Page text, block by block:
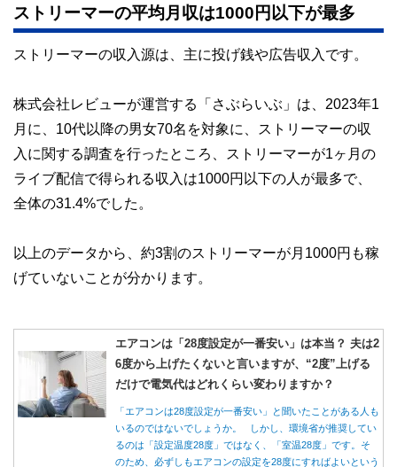
ストリーマーの平均月収は1000円以下が最多
ストリーマーの収入源は、主に投げ銭や広告収入です。
株式会社レビューが運営する「さぶらいぶ」は、2023年1
月に、10代以降の男女70名を対象に、ストリーマーの収
入に関する調査を行ったところ、ストリーマーが1ヶ月の
ライブ配信で得られる収入は1000円以下の人が最多で、
全体の31.4%でした。
以上のデータから、約3割のストリーマーが月1000円も稼
げていないことが分かります。
エアコンは「28度設定が一番安い」は本当？ 夫は2
6度から上げたくないと言いますが、“2度”上げる
だけで電気代はどれくらい変わりますか？
「エアコンは28度設定が一番安い」と聞いたことがある人も
いるのではないでしょうか。 しかし、環境省が推奨してい
るのは「設定温度28度」ではなく、「室温28度」です。そ
のため、必ずしもエアコンの設定を28度にすればよいという